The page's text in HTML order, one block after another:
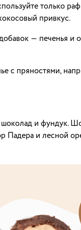
только
привкус.
― печенья и
с пряностями,
шоколад и фундук.
Падера и лесной